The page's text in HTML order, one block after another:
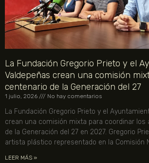
La Fundación Gregorio Prieto y el
Valdepeñas crean una comisión
centenario de la Generación del 27
1 julio, 2026 No hay comentarios
La Fundación Gregorio Prieto y el
crean una comisión mixta para coordinar los
de la Generación del 27 en 2027. Gregorio
artista plástico representado en la Comisión
LEER MÁS »